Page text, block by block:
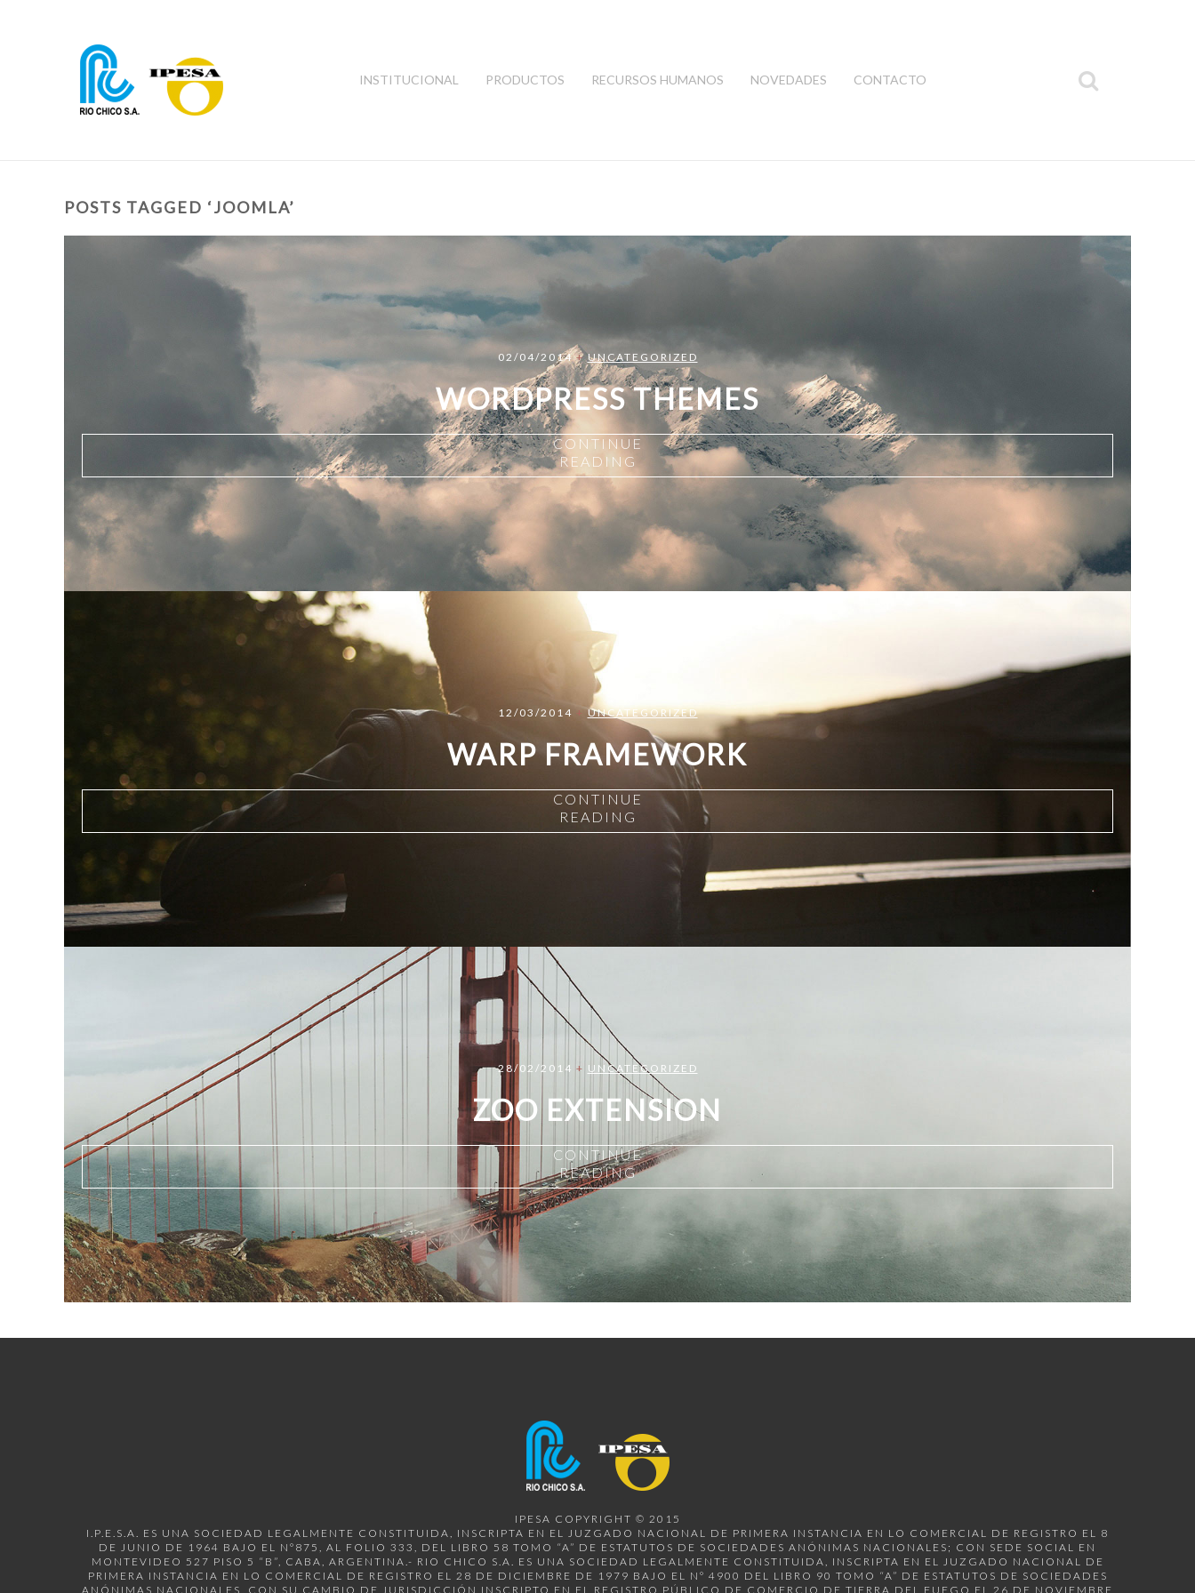
INSTITUCIONAL PRODUCTOS RECURSOS HUMANOS NOVEDADES CONTACTO
POSTS TAGGED ‘JOOMLA’
02/04/2014 + UNCATEGORIZED
WORDPRESS THEMES
CONTINUE
READING
12/03/2014 + UNCATEGORIZED
WARP FRAMEWORK
CONTINUE
READING
28/02/2014 + UNCATEGORIZED
ZOO EXTENSION
CONTINUE
READING
IPESA COPYRIGHT © 2015
I.P.E.S.A. ES UNA SOCIEDAD LEGALMENTE CONSTITUIDA, INSCRIPTA EN EL JUZGADO NACIONAL DE PRIMERA INSTANCIA EN LO COMERCIAL DE REGISTRO EL 8
DE JUNIO DE 1964 BAJO EL N°875, AL FOLIO 333, DEL LIBRO 58 TOMO “A” DE ESTATUTOS DE SOCIEDADES ANÓNIMAS NACIONALES; CON SEDE SOCIAL EN
MONTEVIDEO 527 PISO 5 “B”, CABA, ARGENTINA.- RIO CHICO S.A. ES UNA SOCIEDAD LEGALMENTE CONSTITUIDA, INSCRIPTA EN EL JUZGADO NACIONAL DE
PRIMERA INSTANCIA EN LO COMERCIAL DE REGISTRO EL 28 DE DICIEMBRE DE 1979 BAJO EL N° 4900 DEL LIBRO 90 TOMO “A” DE ESTATUTOS DE SOCIEDADES
ANÓNIMAS NACIONALES, CON SU CAMBIO DE JURISDICCIÓN INSCRIPTO EN EL REGISTRO PÚBLICO DE COMERCIO DE TIERRA DEL FUEGO EL 26 DE NOVIEMBRE